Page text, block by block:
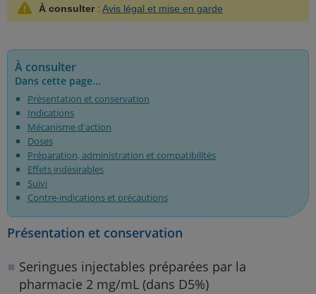
À consulter : Avis légal et mise en garde
À consulter
Dans cette page...
Présentation et conservation
Indications
Mécanisme d'action
Doses
Préparation, administration et compatibilités
Effets indésirables
Suivi
Contre-indications et précautions
Présentation et conservation
Seringues injectables préparées par la
pharmacie 2 mg/mL (dans D5%)